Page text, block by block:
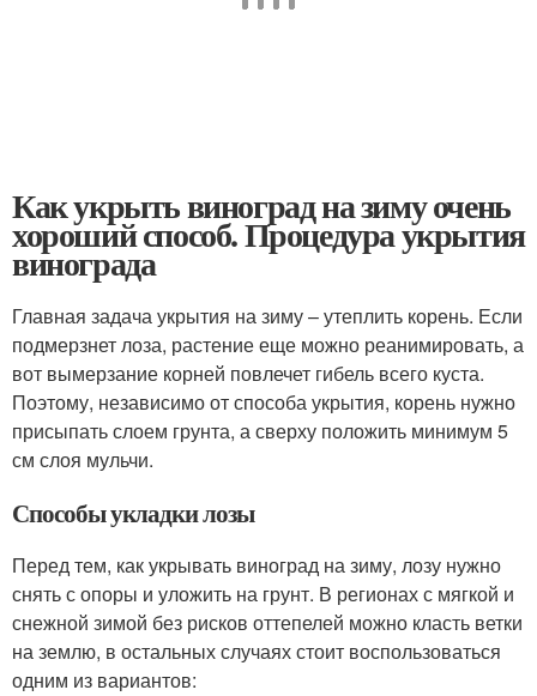
Как укрыть виноград на зиму очень
хороший способ. Процедура укрытия
винограда
Главная задача укрытия на зиму – утеплить корень. Если
подмерзнет лоза, растение еще можно реанимировать, а
вот вымерзание корней повлечет гибель всего куста.
Поэтому, независимо от способа укрытия, корень нужно
присыпать слоем грунта, а сверху положить минимум 5
см слоя мульчи.
Способы укладки лозы
Перед тем, как укрывать виноград на зиму, лозу нужно
снять с опоры и уложить на грунт. В регионах с мягкой и
снежной зимой без рисков оттепелей можно класть ветки
на землю, в остальных случаях стоит воспользоваться
одним из вариантов: